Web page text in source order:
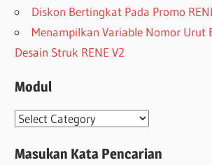
Diskon Bertingkat Pada Promo
Menampilkan Variable Nomor Urut
Desain Struk RENE V2
Modul
Modul
Masukan Kata Pencarian